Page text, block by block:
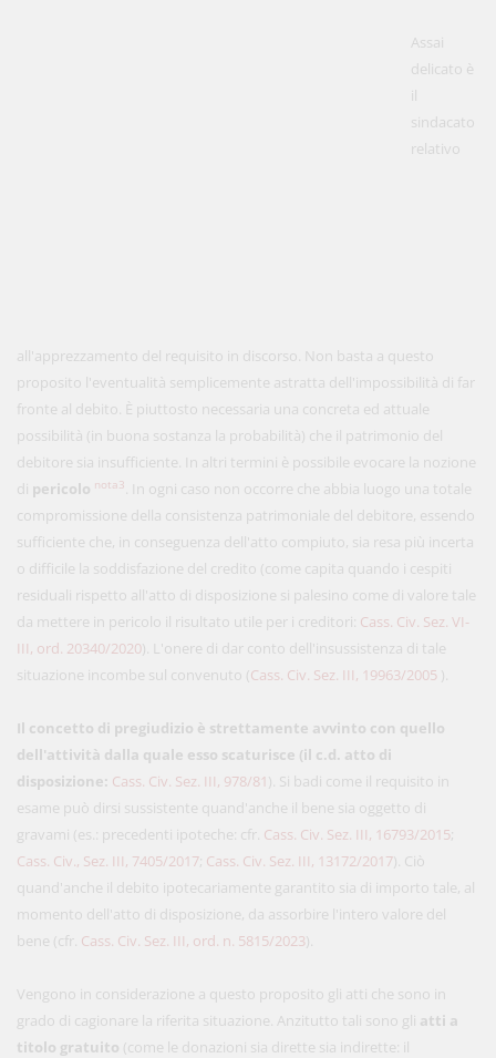
Assai
delicato è
il
sindacato
relativo
all'apprezzamento del requisito in discorso. Non basta a questo
proposito l'eventualità semplicemente astratta dell'impossibilità di far
fronte al debito. È piuttosto necessaria una concreta ed attuale
possibilità (in buona sostanza la probabilità) che il patrimonio del
debitore sia insufficiente. In altri termini è possibile evocare la nozione
di pericolo nota3
. In ogni caso non occorre che abbia luogo una totale
compromissione della consistenza patrimoniale del debitore, essendo
sufficiente che, in conseguenza dell'atto compiuto, sia resa più incerta
o difficile la soddisfazione del credito (come capita quando i cespiti
residuali rispetto all'atto di disposizione si palesino come di valore tale
da mettere in pericolo il risultato utile per i creditori: Cass. Civ. Sez. VI-
III, ord. 20340/2020). L'onere di dar conto dell'insussistenza di tale
situazione incombe sul convenuto (Cass. Civ. Sez. III, 19963/2005 ).
Il concetto di pregiudizio è strettamente avvinto con quello
dell'attività dalla quale esso scaturisce (il c.d. atto di
disposizione: Cass. Civ. Sez. III, 978/81 ). Si badi come il requisito in
esame può dirsi sussistente quand'anche il bene sia oggetto di
gravami (es.: precedenti ipoteche: cfr. Cass. Civ. Sez. III, 16793/2015;
Cass. Civ., Sez. III, 7405/2017; Cass. Civ. Sez. III, 13172/2017). Ciò
quand'anche il debito ipotecariamente garantito sia di importo tale, al
momento dell'atto di disposizione, da assorbire l'intero valore del
bene (cfr. Cass. Civ. Sez. III, ord. n. 5815/2023).
Vengono in considerazione a questo proposito gli atti che sono in
grado di cagionare la riferita situazione. Anzitutto tali sono gli atti a
titolo gratuito (come le donazioni sia dirette sia indirette: il